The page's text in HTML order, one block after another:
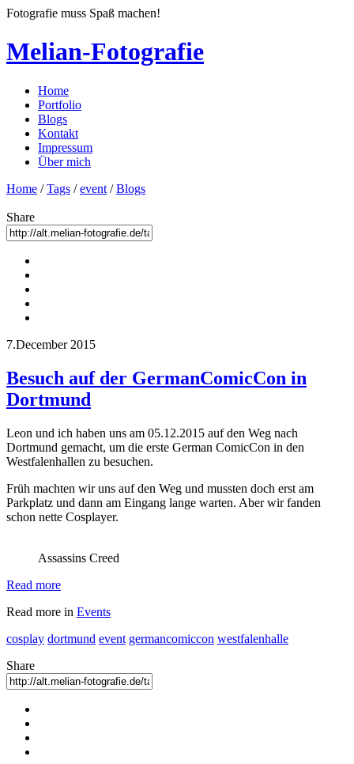
Fotografie muss Spaß machen!
Melian-Fotografie
Home
Portfolio
Blogs
Kontakt
Impressum
Über mich
Home /Tags /event /Blogs
Share
7.December 2015
Besuch auf der GermanComicCon in
Dortmund
Leon und ich haben uns am 05.12.2015 auf den Weg nach
Dortmund gemacht, um die erste German ComicCon in den
Westfalenhallen zu besuchen.
Früh machten wir uns auf den Weg und mussten doch erst am
Parkplatz und dann am Eingang lange warten. Aber wir fanden
schon nette Cosplayer.
Assassins Creed
Read more
Read more in Events
cosplay dortmund event germancomiccon westfalenhalle
Share